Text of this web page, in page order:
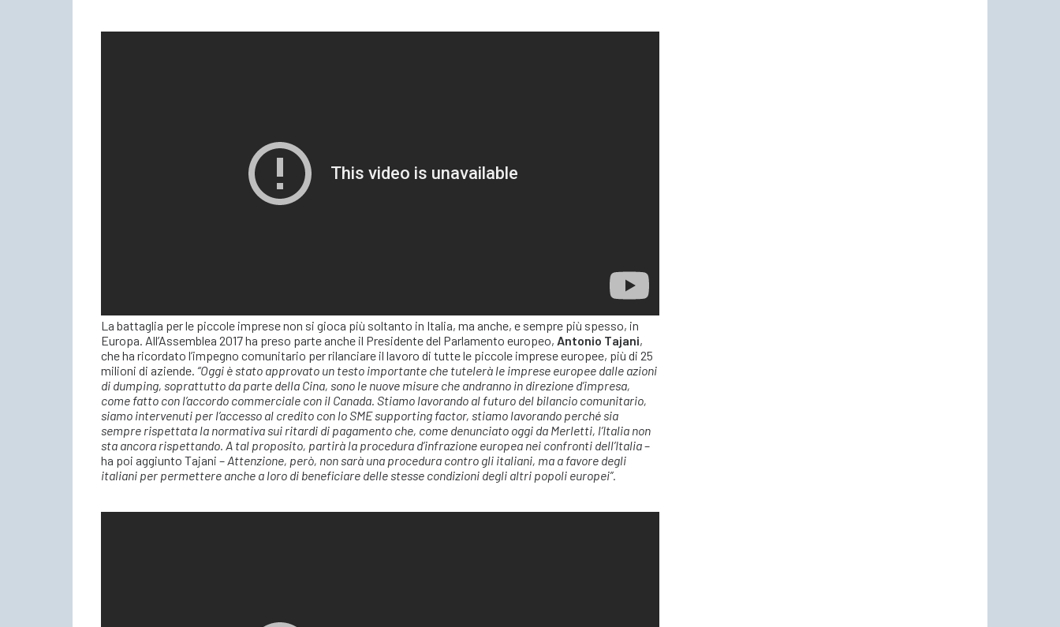
La battaglia per le piccole imprese non si gioca più soltanto in Italia, ma anche, e sempre più spesso, in
Europa. All’Assemblea 2017 ha preso parte anche il Presidente del Parlamento europeo, Antonio Tajani,
che ha ricordato l’impegno comunitario per rilanciare il lavoro di tutte le piccole imprese europee, più di 25
milioni di aziende. “Oggi è stato approvato un testo importante che tutelerà le imprese europee dalle azioni
di dumping, soprattutto da parte della Cina, sono le nuove misure che andranno in direzione d’impresa,
come fatto con l’accordo commerciale con il Canada. Stiamo lavorando al futuro del bilancio comunitario,
siamo intervenuti per l’accesso al credito con lo SME supporting factor, stiamo lavorando perché sia
sempre rispettata la normativa sui ritardi di pagamento che, come denunciato oggi da Merletti, l’Italia non
sta ancora rispettando. A tal proposito, partirà la procedura d’infrazione europea nei confronti dell’Italia–
ha poi aggiunto Tajani –Attenzione, però, non sarà una procedura contro gli italiani, ma a favore degli
italiani per permettere anche a loro di beneficiare delle stesse condizioni degli altri popoli europei”.